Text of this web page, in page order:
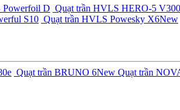
Powerfoil D Quạt trần HVLS HERO-5
S10 Quạt trần HVLS Powesky X6New
Quạt trần BRUNO 6New Quạt trần